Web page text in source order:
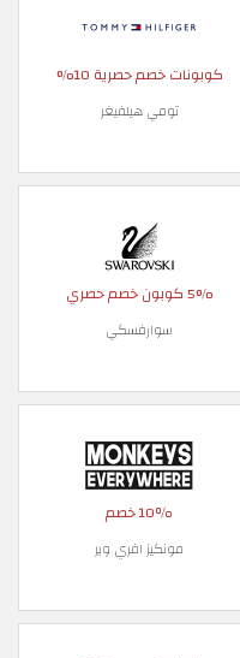
كوبونات خصم حصرية 10%
تومي هيلفيغر
5% كوبون خصم حصري
سوارفسكي
10٪ خصم
مونكيز افري وير